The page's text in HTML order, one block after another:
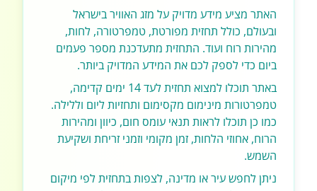
האתר מציע מידע מדויק על מזג האוויר בישראל
ובעולם, כולל תחזית מפורטת, טמפרטורה, לחות,
מהירות רוח ועוד. התחזית מתעדכנת מספר פעמים
ביום כדי לספק לכם את המידע המדויק ביותר.
באתר תוכלו למצוא תחזית לעד 14 ימים קדימה,
טמפרטורות מינימום מקסימום ותחזיות ליום וללילה.
כמו כן תוכלו לראות תנאי עומס חום, כיוון ומהירות
הרוח, אחוזי הלחות, זמן מקומי וזמני זריחת ושקיעת
השמש.
ניתן לחפש עיר או מדינה, לצפות בתחזית לפי מיקום